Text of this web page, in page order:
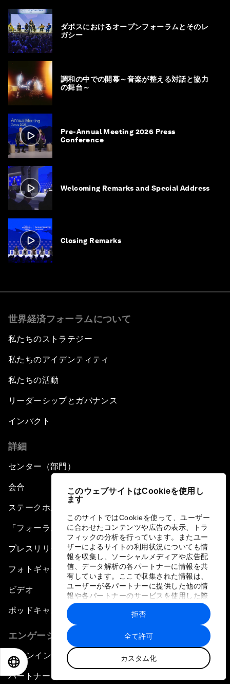
このウェブサイトはCookieを使用し
ます
このサイトではCookieを使って、ユーザー
に合わせたコンテンツや広告の表示、トラ
フィックの分析を行っています。またユー
ザーによるサイトの利用状況についても情
報を収集し、ソーシャルメディアや広告配
信、データ解析の各パートナーに情報を共
有しています。ここで収集された情報は、
ユーザーが各パートナーに提供した他の情
報や各パートナーのサービスを使用した際
に収集された情報と組み合わされ、各パー
トナーによって使用されることがありま
す。
全て許可
カスタム化
拒否
ダボスにおけるオープンフォーラムとそのレ
ガシー
調和の中での開幕～音楽が整える対話と協力
の舞台～
Pre-Annual Meeting 2026 Press
Conference
Welcoming Remarks and Special Address
Closing Remarks
世界経済フォーラムについて
私たちのストラテジー
私たちのアイデンティティ
私たちの活動
リーダーシップとガバナンス
インパクト
詳細
センター（部門）
会合
ステークホルダーのコミュニティ
「フォーラム・ストーリー」
プレスリリース
フォトギャラリー
ビデオ
ポッドキャスト
エンゲージメント
サインイン
パートナー（組織）について
EN